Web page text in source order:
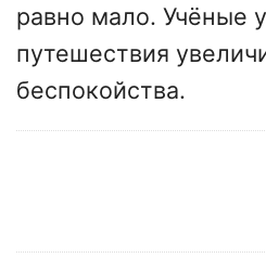
равно мало. Учёные
путешествия
беспокойства.